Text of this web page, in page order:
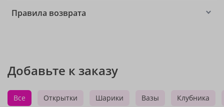
Правила возврата
Добавьте к заказу
Все Открытки Шарики Вазы Клубника